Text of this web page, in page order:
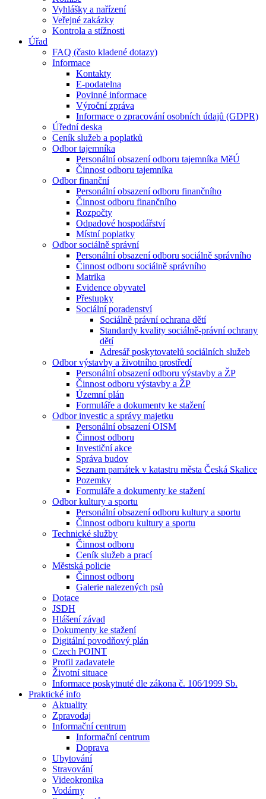
Vyhlášky a nařízení
Veřejné zakázky
Kontrola a stížnosti
Úřad
FAQ (často kladené dotazy)
Informace
Kontakty
E-podatelna
Povinné informace
Výroční zpráva
Informace o zpracování osobních údajů (GDPR)
Úřední deska
Ceník služeb a poplatků
Odbor tajemníka
Personální obsazení odboru tajemníka MěÚ
Činnost odboru tajemníka
Odbor finanční
Personální obsazení odboru finančního
Činnost odboru finančního
Rozpočty
Odpadové hospodářství
Místní poplatky
Odbor sociálně správní
Personální obsazení odboru sociálně správního
Činnost odboru sociálně správního
Matrika
Evidence obyvatel
Přestupky
Sociální poradenství
Sociálně právní ochrana dětí
Standardy kvality sociálně-právní ochrany
dětí
Adresář poskytovatelů sociálních služeb
Odbor výstavby a životního prostředí
Personální obsazení odboru výstavby a ŽP
Činnost odboru výstavby a ŽP
Územní plán
Formuláře a dokumenty ke stažení
Odbor investic a správy majetku
Personální obsazení OISM
Činnost odboru
Investiční akce
Správa budov
Seznam památek v katastru města Česká Skalice
Pozemky
Formuláře a dokumenty ke stažení
Odbor kultury a sportu
Personální obsazení odboru kultury a sportu
Činnost odboru kultury a sportu
Technické služby
Činnost odboru
Ceník služeb a prací
Městská policie
Činnost odboru
Galerie nalezených psů
Dotace
JSDH
Hlášení závad
Dokumenty ke stažení
Digitální povodňový plán
Czech POINT
Profil zadavatele
Životní situace
Informace poskytnuté dle zákona č. 106⁄1999 Sb.
Praktické info
Aktuality
Zpravodaj
Informační centrum
Informační centrum
Doprava
Ubytování
Stravování
Videokronika
Vodárny